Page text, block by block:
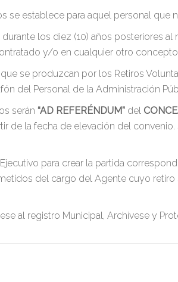
se establece para aquel personal que
los diez (10) años posteriores
y/o en cualquier otro
se produzcan por los Retiros
del Personal de la Administración
serán “AD REFERÉNDUM” del
de la fecha de elevación del
para crear la partida
del cargo del Agente cuyo retiro
al registro Municipal, Archívese y